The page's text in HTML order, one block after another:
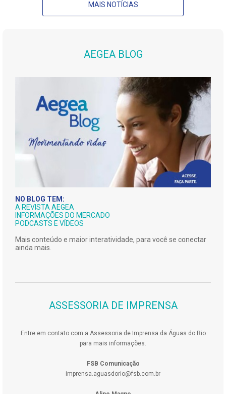
MAIS NOTÍCIAS
AEGEA BLOG
NO BLOG TEM:
A REVISTA AEGEA
INFORMAÇÕES DO MERCADO
PODCASTS E VÍDEOS
Mais conteúdo e maior interatividade, para você se conectar
ainda mais.
ASSESSORIA DE IMPRENSA
Entre em contato com a Assessoria de Imprensa da Águas do Rio
para mais informações.
FSB Comunicação
imprensa.aguasdorio@fsb.com.br